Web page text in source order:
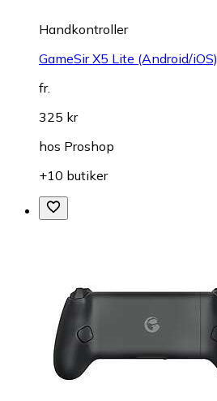
Handkontroller
GameSir X5 Lite (Android/iOS)
fr.
325 kr
hos Proshop
+10 butiker